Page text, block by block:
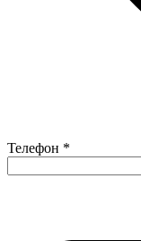
Телефон *